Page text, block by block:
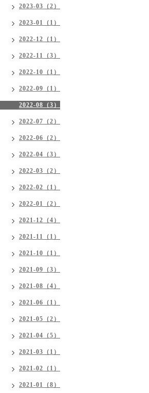
2023-03（2）
2023-01（1）
2022-12（1）
2022-11（3）
2022-10（1）
2022-09（1）
2022-08（3）
2022-07（2）
2022-06（2）
2022-04（3）
2022-03（2）
2022-02（1）
2022-01（2）
2021-12（4）
2021-11（1）
2021-10（1）
2021-09（3）
2021-08（4）
2021-06（1）
2021-05（2）
2021-04（5）
2021-03（1）
2021-02（1）
2021-01（8）